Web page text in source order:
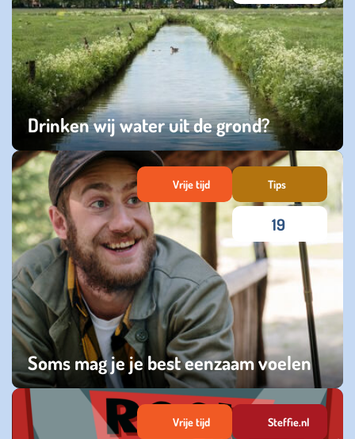
Drinken wij water uit de grond?
zaterdag 26 april 2025
Soms mag je je best eenzaam voelen
donderdag 02 januari 2025
Vrije tijd Tips
19
Vrije tijd Steffie.nl